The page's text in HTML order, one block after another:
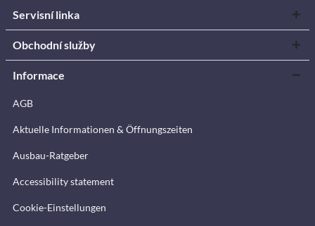
Servisní linka
Obchodní služby
Informace
AGB
Aktuelle Informationen & Öffnungszeiten
Ausbau-Ratgeber
Accessibility statement
Cookie-Einstellungen